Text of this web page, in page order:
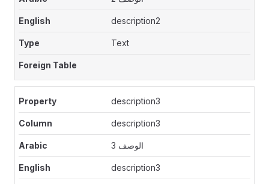
description2
Text
description3
description3
الوصف 3
description3